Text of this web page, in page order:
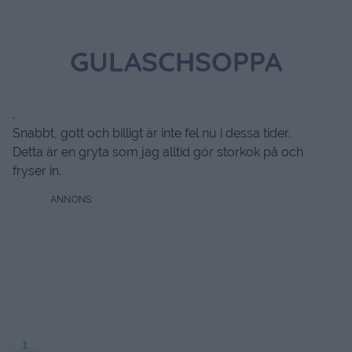
GULASCHSOPPA
.
Snabbt, gott och billigt är inte fel nu i dessa tider.
Detta är en gryta som jag alltid gör storkok på och
fryser in.
1